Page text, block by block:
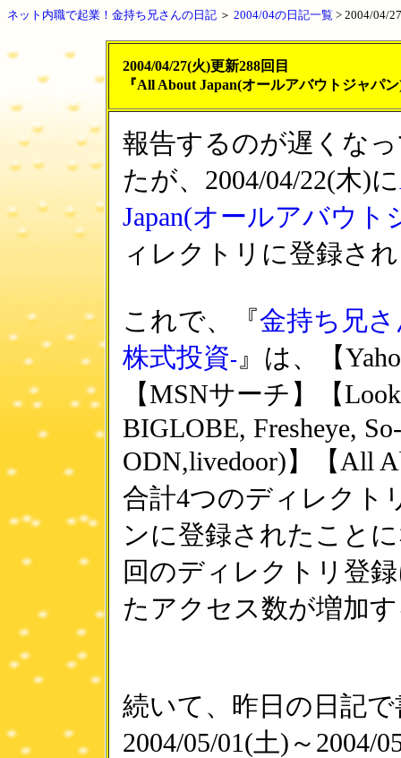
ネット内職で起業！金持ち兄さんの日記 ＞ 2004/04の日記一覧 > 2004/04/
2004/04/27(火)更新288回目
『All About Japan(オールアバウトジャパ
報告するのが遅くな
たが、2004/04/22(木)に
Japan(オールアバウト
ィレクトリに登録さ
これで、『金持ち兄
株式投資- 』は、【
【MSNサーチ】【
BIGLOBE, Fresheye,
ODN,livedoor)】【All
合計4つのディレクト
ンに登録されたこと
回のディレクトリ登
たアクセス数が増加
続いて、昨日の日記
2004/05/01(土)～2004/